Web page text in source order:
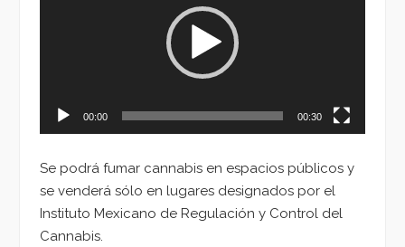
00:00 00:30
Se podrá fumar cannabis en espacios públicos y
se venderá sólo en lugares designados por el
Instituto Mexicano de Regulación y Control del
Cannabis.